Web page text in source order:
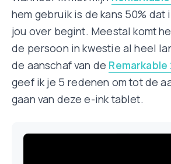
hem gebruik is de kans 50% dat
jou over begint. Meestal komt
de persoon in kwestie al heel
de aanschaf van de Remarkable
geef ik je 5 redenen om tot de
gaan van deze e-ink tablet.